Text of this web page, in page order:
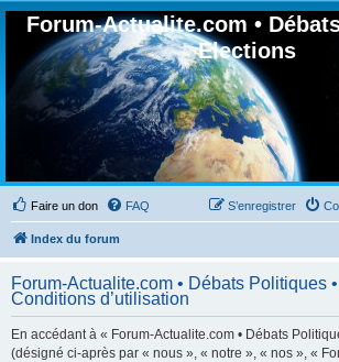
Forum-Actualite.com •
Elections
Faire un don FAQ S’enregistrer
Index du forum
Forum-Actualite.com • Débats Politiques
Conditions d’utilisation
En accédant à « Forum-Actualite.com • Débats
(désigné ci-après par « nous », « notre », « nos », «